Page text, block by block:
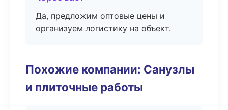
Да, предложим оптовые цены и
организуем логистику на объект.
Похожие компании: Санузлы
и плиточные работы